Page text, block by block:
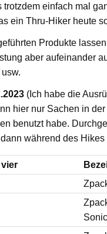
trotzdem einfach mal
ein Thru-Hiker heute
Produkte
aber aufeinander
(Ich habe die
hier nur Sachen in
benutzt habe.
während des